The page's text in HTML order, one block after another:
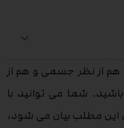
هم از نظر جسمی و هم از
شما می توانید با
این مطلب بیان می شود،